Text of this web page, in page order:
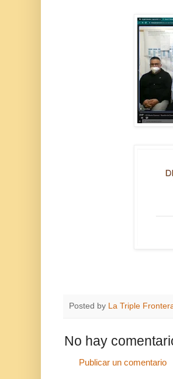
Posted by La Triple
No hay
Publicar un comentario